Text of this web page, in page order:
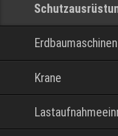
Erdbaumaschinen
Krane